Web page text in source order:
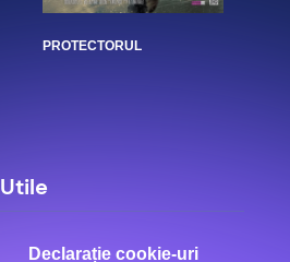
PROTECTORUL
Utile
Declarație cookie-uri